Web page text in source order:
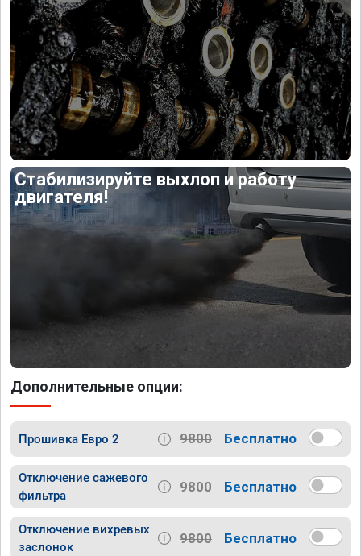
Стабилизируйте выхлоп и работу
двигателя!
Дополнительные опции:
Прошивка Евро 2 9800 Бесплатно
Отключение сажевого
фильтра
9800 Бесплатно
Отключение вихревых
заслонок
9800 Бесплатно